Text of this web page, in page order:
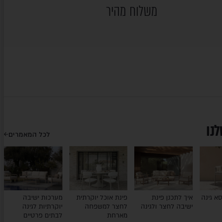
משלוח מהיר
לכל המאמרים
גינה
איך לתכנן פינת
ישיבה לחצר ולגינה
פינת אוכל יוקרתית
לחצר למשפחה
מארחת
מערכות ישיבה
יוקרתיות לגינה
לבתים פרטיים